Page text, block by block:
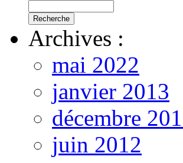
Archives :
mai 2022
janvier 2013
décembre
juin 2012